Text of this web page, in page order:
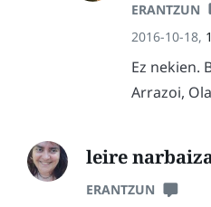
ERANTZUN
2016-10-18,
Ez nekien.
Arrazoi,
leire
ERANTZUN